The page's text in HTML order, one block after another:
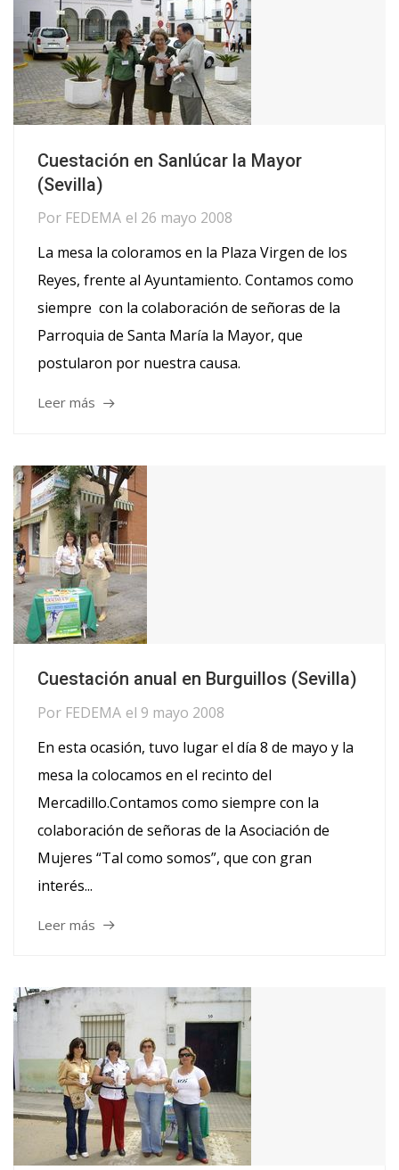
Cuestación en Sanlúcar la Mayor
(Sevilla)
Por FEDEMA el 26 mayo 2008
La mesa la coloramos en la Plaza Virgen de los
Reyes, frente al Ayuntamiento. Contamos como
siempre con la colaboración de señoras de la
Parroquia de Santa María la Mayor, que
postularon por nuestra causa.
Leer más
Cuestación anual en Burguillos (Sevilla)
Por FEDEMA el 9 mayo 2008
En esta ocasión, tuvo lugar el día 8 de mayo y la
mesa la colocamos en el recinto del
Mercadillo.Contamos como siempre con la
colaboración de señoras de la Asociación de
Mujeres “Tal como somos”, que con gran
interés...
Leer más